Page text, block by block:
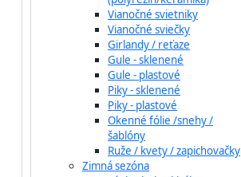
Vianočné svietniky
Vianočné sviečky
Girlandy / reťaze
Gule - sklenené
Gule - plastové
Piky - sklenené
Piky - plastové
Okenné fólie /snehy /
šablóny
Ruže / kvety / zapichovačky
Zimná sezóna